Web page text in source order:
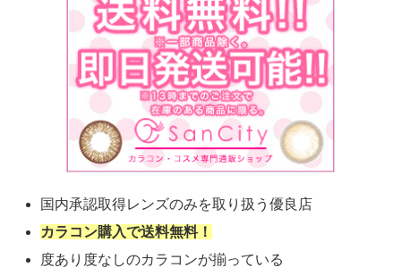
国内承認取得レンズのみを取り扱う優良店
カラコン購入で送料無料！
度あり度なしのカラコンが揃っている